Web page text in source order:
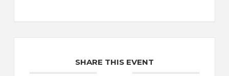
SHARE THIS EVENT